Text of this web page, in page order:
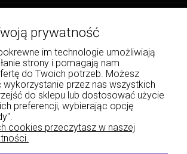
Informacje
O nas
Sądowa, Krakowskie Przedmieście 43, 20-076 Lublin | e-
| tel.: +48 513 959 100
prywatność
im technologie umożliwiają
strony i pomagają nam
do Twoich potrzeb. Możesz
przez nas wszystkich
do sklepu lub dostosować użycie
preferencji, wybierając opcję
cookies przeczytasz w naszej